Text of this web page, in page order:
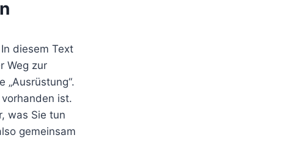
diesem Text
Weg zur
„Ausrüstung“.
ist.
was Sie tun
gemeinsam